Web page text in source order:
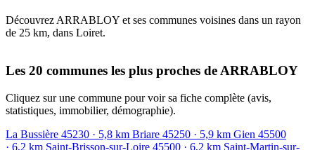
Découvrez ARRABLOY et ses communes voisines dans un rayon
de 25 km, dans Loiret.
+
Les 20 communes les plus proches de ARRABLOY
Cliquez sur une commune pour voir sa fiche complète (avis,
statistiques, immobilier, démographie).
La Bussière 45230 · 5,8 km Briare 45250 · 5,9 km Gien 45500
· 6,2 km Saint-Brisson-sur-Loire 45500 · 6,2 km Saint-Martin-sur-